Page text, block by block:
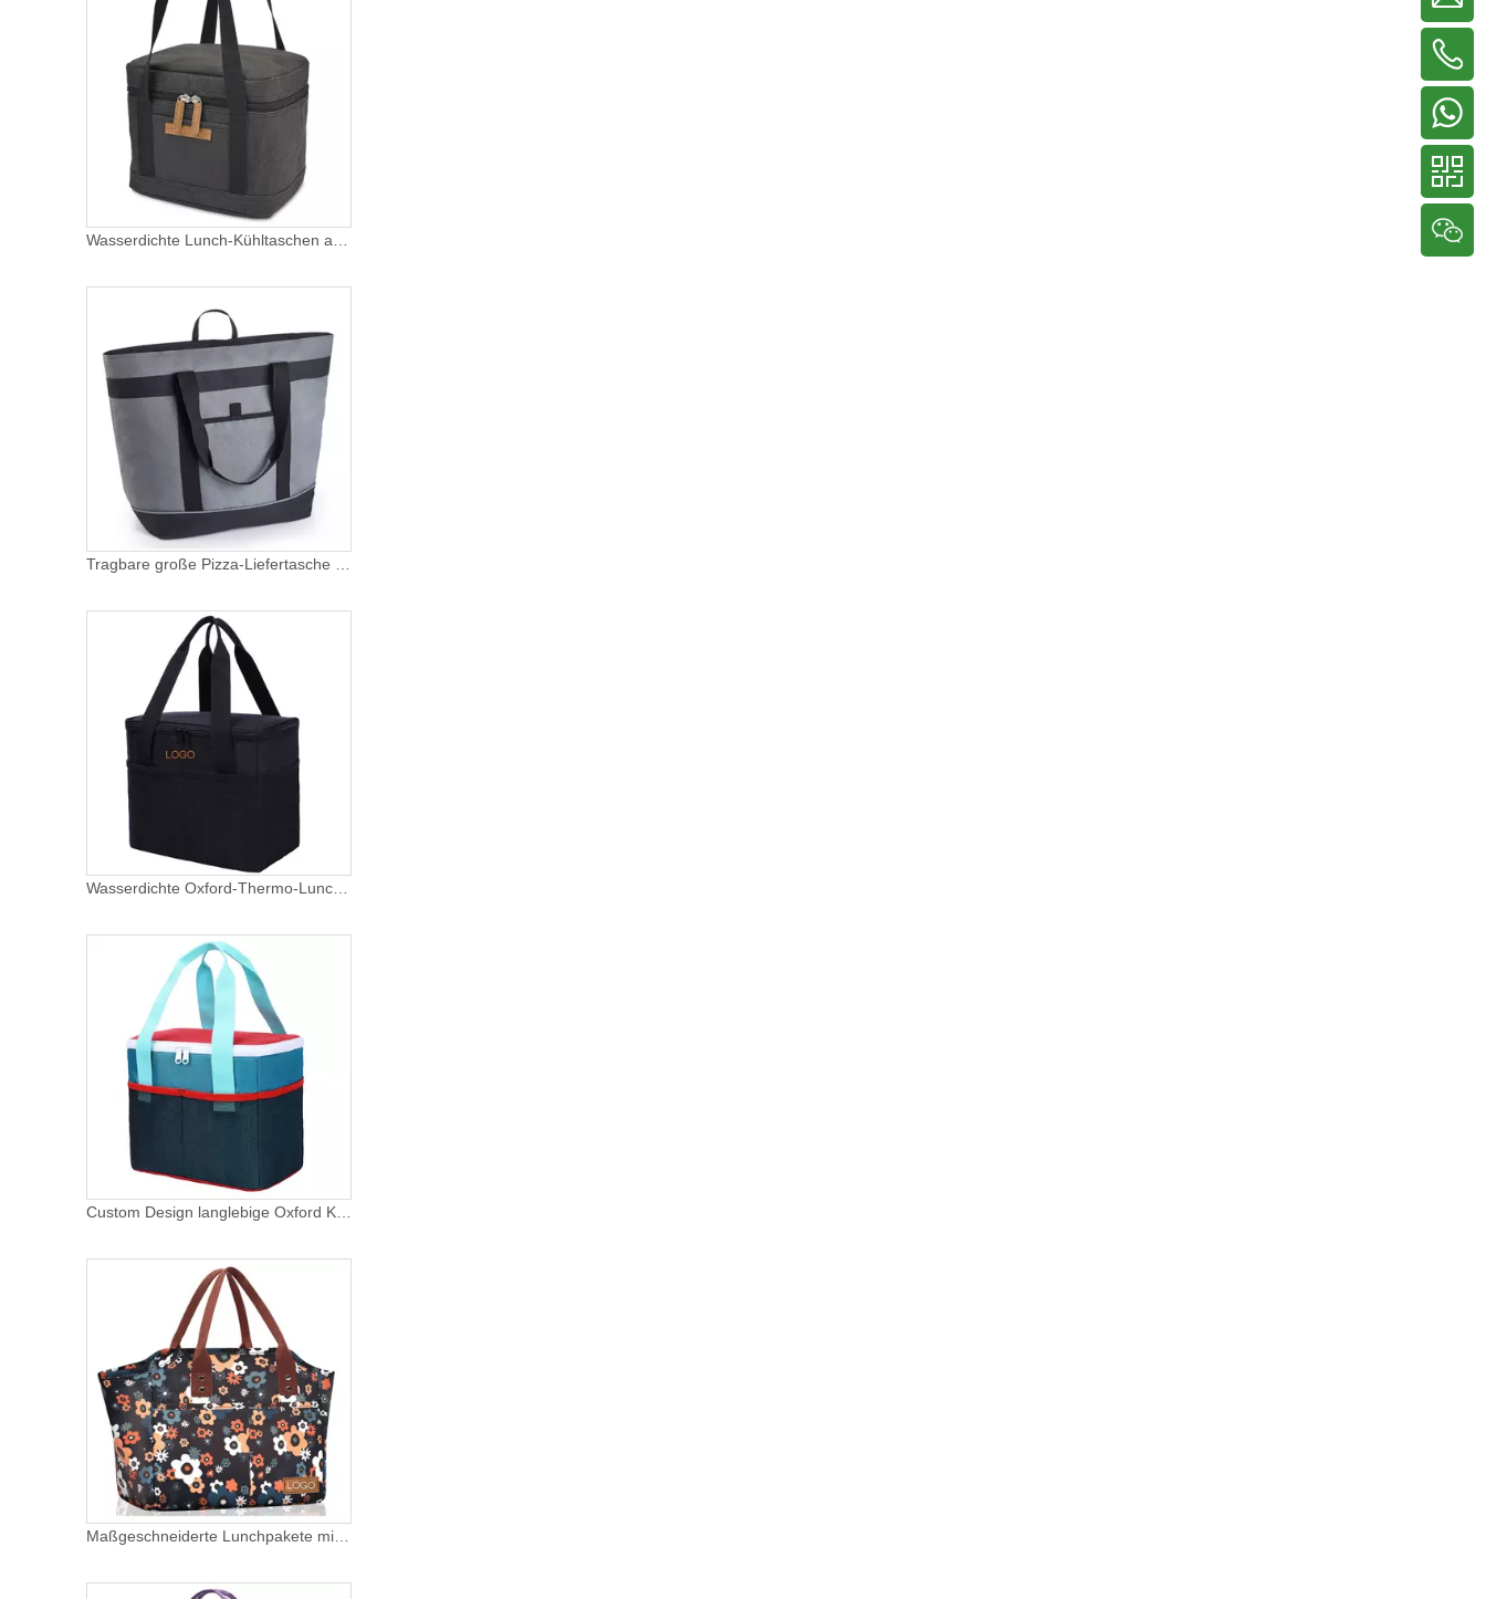
Wasserdichte Lunch-Kühltaschen aus Kraftpapier, wärmeisolierte Reise-Camping-Tote-Lunch-Taschen für Schulkinder
Tragbare große Pizza-Liefertasche mit Thermoschaum-Isolierung, hochwertige weiche Lunch-Lebensmittel-Strand-Kühltasche
Wasserdichte Oxford-Thermo-Lunchbox-Tasche für das Büro, Erwachsene, Isolationsschaum, Picknick, tragbare Tragetasche, Lunch-Kühltaschen
Custom Design langlebige Oxford Kühltasche isolierte Reise tragbare Schule Lunchbox Erwachsene Lunchpakete für Frauen
Maßgeschneiderte Lunchpakete mit vollem Druck für Kinder, Schule, tragbare Thermodose, Lebensmittelbox, Frauen, isolierte Lunch-Kühltasche